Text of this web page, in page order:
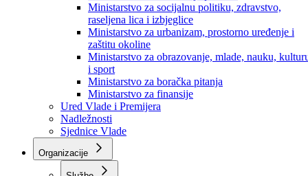
Ministarstvo za privredu
Ministarstvo za pravosuđe, upravu i radne odnose
Ministarstvo za unutrašnje poslove
Ministarstvo za socijalnu politiku, zdravstvo,
raseljena lica i izbjeglice
Ministarstvo za urbanizam, prostorno uređenje i
zaštitu okoline
Ministarstvo za obrazovanje, mlade, nauku,
i sport
Ministarstvo za boračka pitanja
Ministarstvo za finansije
Ured Vlade i Premijera
Nadležnosti
Sjednice Vlade